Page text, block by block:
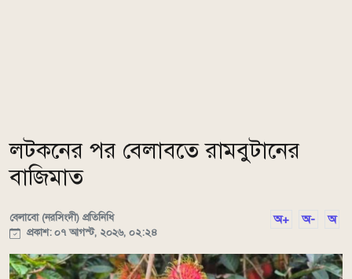
লটকনের পর বেলাবতে রামবুটানের
বাজিমাত
বেলাবো (নরসিংদী) প্রতিনিধি
প্রকাশ: ০৭ আগস্ট, ২০২৬, ০২:২৪
অ+ অ- অ